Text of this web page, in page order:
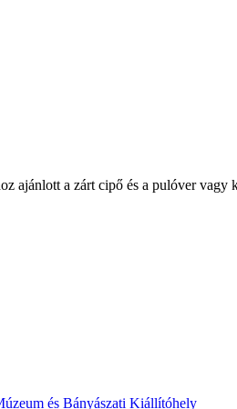
ajánlott a zárt cipő és a pulóver
és Bányászati Kiállítóhely